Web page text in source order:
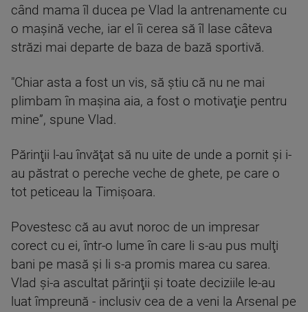
când mama îl ducea pe Vlad la antrenamente cu
o maşină veche, iar el îi cerea să îl lase câteva
străzi mai departe de baza de bază sportivă.
"Chiar asta a fost un vis, să ştiu că nu ne mai
plimbam în maşina aia, a fost o motivaţie pentru
mine”, spune Vlad.
Părinţii l-au învăţat să nu uite de unde a pornit şi i-
au păstrat o pereche veche de ghete, pe care o
tot peticeau la Timişoara.
Povestesc că au avut noroc de un impresar
corect cu ei, într-o lume în care li s-au pus mulţi
bani pe masă şi li s-a promis marea cu sarea.
Vlad şi-a ascultat părinţii şi toate deciziile le-au
luat împreună - inclusiv cea de a veni la Arsenal pe